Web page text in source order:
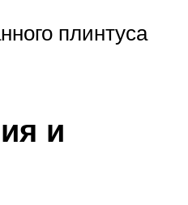
плинтуса
и